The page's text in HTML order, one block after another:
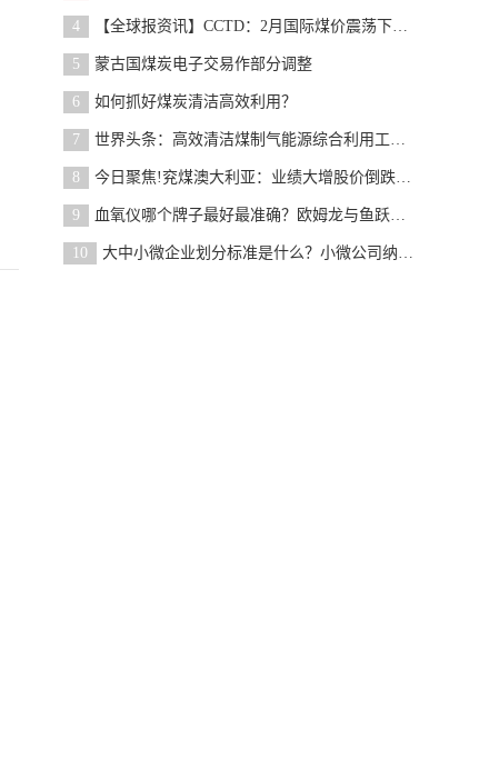
4 【全球报资讯】CCTD：2月国际煤价震荡下行 近期出
5 蒙古国煤炭电子交易作部分调整
6 如何抓好煤炭清洁高效利用？
7 世界头条：高效清洁煤制气能源综合利用工程项目建成
8 今日聚焦!兖煤澳大利亚：业绩大增股价倒跌，“黑金
9 血氧仪哪个牌子最好最准确？欧姆龙与鱼跃哪个准确？
10 大中小微企业划分标准是什么？小微公司纳税标准是什